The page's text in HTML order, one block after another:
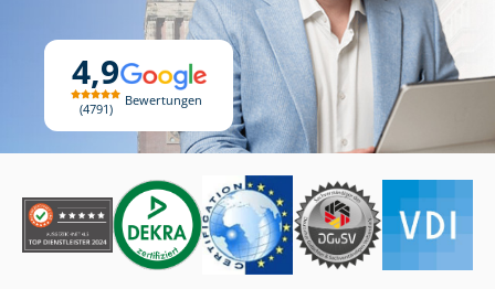
4,9
4791
Bewertungen